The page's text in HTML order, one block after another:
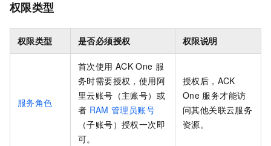
权限类型
权限类型 是否必须授权 权限说明
服务角色
首次使用 ACK One 服
务时需要授权，使用阿
里云账号（主账号）或
者 RAM 管理员账号
（子账号）授权一次即
可。
授权后，ACK
One 服务才能访
问其他关联云服务
资源。